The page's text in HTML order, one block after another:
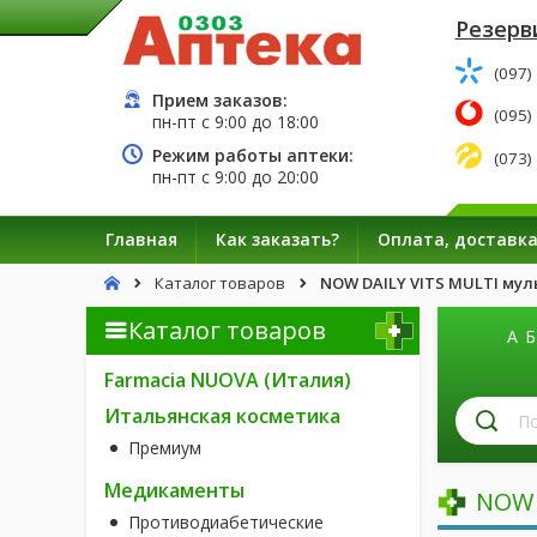
Прием заказов:
пн-пт с9:00 до 18:00
Режим работы аптеки:
пн-пт с9:00 до 20:00
(097)
(095)
(073)
Главная Как заказать? Оплата, доставка
Каталог товаров NOW DAILY VITS MULTI
Каталог товаров
Farmacia NUOVA (Италия)
Итальянская косметика
Премиум
Медикаменты
Противодиабетические
А Б